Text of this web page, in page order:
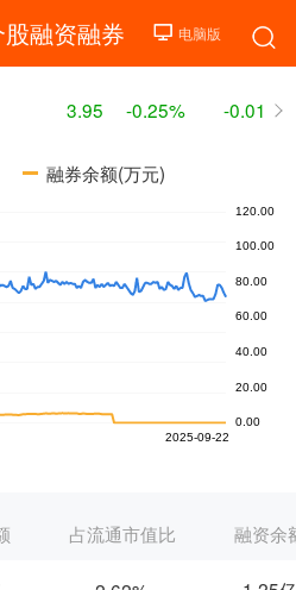
融资融券
3.95 -0.25% -0.01
融券余额(万元)
占流通市值比 融资余